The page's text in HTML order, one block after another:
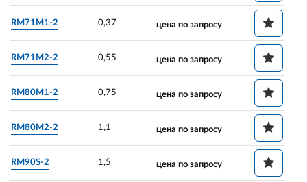
RM71M1-2 0,37 цена по запросу
RM71M2-2 0,55 цена по запросу
RM80M1-2 0,75 цена по запросу
RM80M2-2 1,1 цена по запросу
RM90S-2 1,5 цена по запросу